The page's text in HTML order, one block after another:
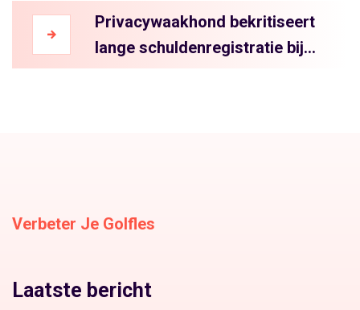
Privacywaakhond bekritiseert
lange schuldenregistratie bij
BKR
Verbeter Je Golfles
Laatste bericht